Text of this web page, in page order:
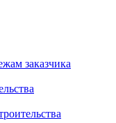
заказчика